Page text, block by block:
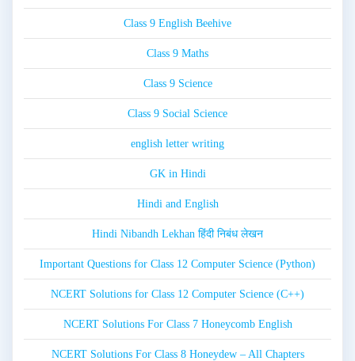
Class 9 English Beehive
Class 9 Maths
Class 9 Science
Class 9 Social Science
english letter writing
GK in Hindi
Hindi and English
Hindi Nibandh Lekhan हिंदी निबंध लेखन
Important Questions for Class 12 Computer Science (Python)
NCERT Solutions for Class 12 Computer Science (C++)
NCERT Solutions For Class 7 Honeycomb English
NCERT Solutions For Class 8 Honeydew – All Chapters